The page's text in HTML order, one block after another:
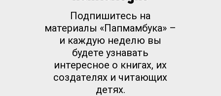
Подпишитесь на
материалы «Папмамбука» –
и каждую неделю вы
будете узнавать
интересное о книгах, их
создателях и читающих
детях.